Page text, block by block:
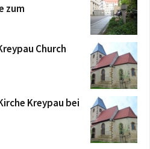
zum
Church
Kreypau bei